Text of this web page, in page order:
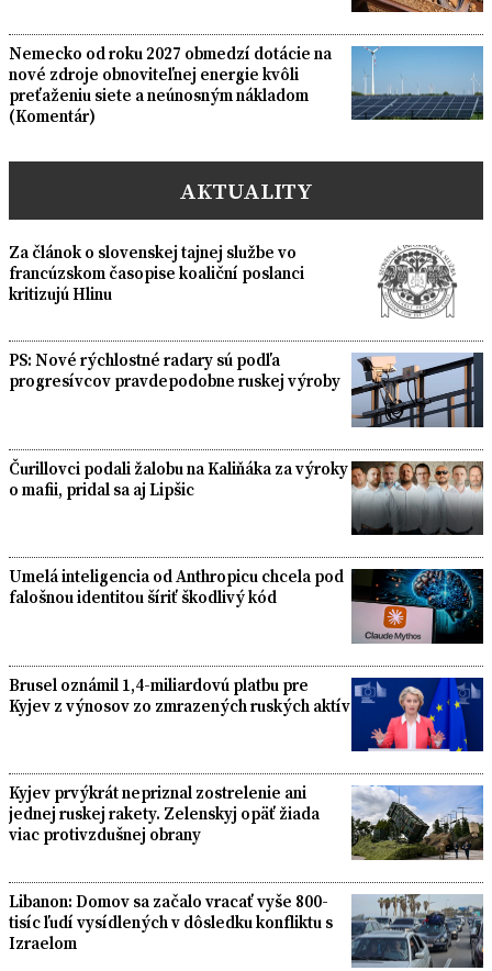
Nemecko od roku 2027 obmedzí dotácie na
nové zdroje obnoviteľnej energie kvôli
preťaženiu siete a neúnosným nákladom
(Komentár)
AKTUALITY
Za článok o slovenskej tajnej službe vo
francúzskom časopise koaliční poslanci
kritizujú Hlinu
PS: Nové rýchlostné radary sú podľa
progresívcov pravdepodobne ruskej výroby
Čurillovci podali žalobu na Kaliňáka za výroky
o mafii, pridal sa aj Lipšic
Umelá inteligencia od Anthropicu chcela pod
falošnou identitou šíriť škodlivý kód
Brusel oznámil 1,4-miliardovú platbu pre
Kyjev z výnosov zo zmrazených ruských aktív
Kyjev prvýkrát nepriznal zostrelenie ani
jednej ruskej rakety. Zelenskyj opäť žiada
viac protivzdušnej obrany
Libanon: Domov sa začalo vracať vyše 800-
tisíc ľudí vysídlených v dôsledku konfliktu s
Izraelom